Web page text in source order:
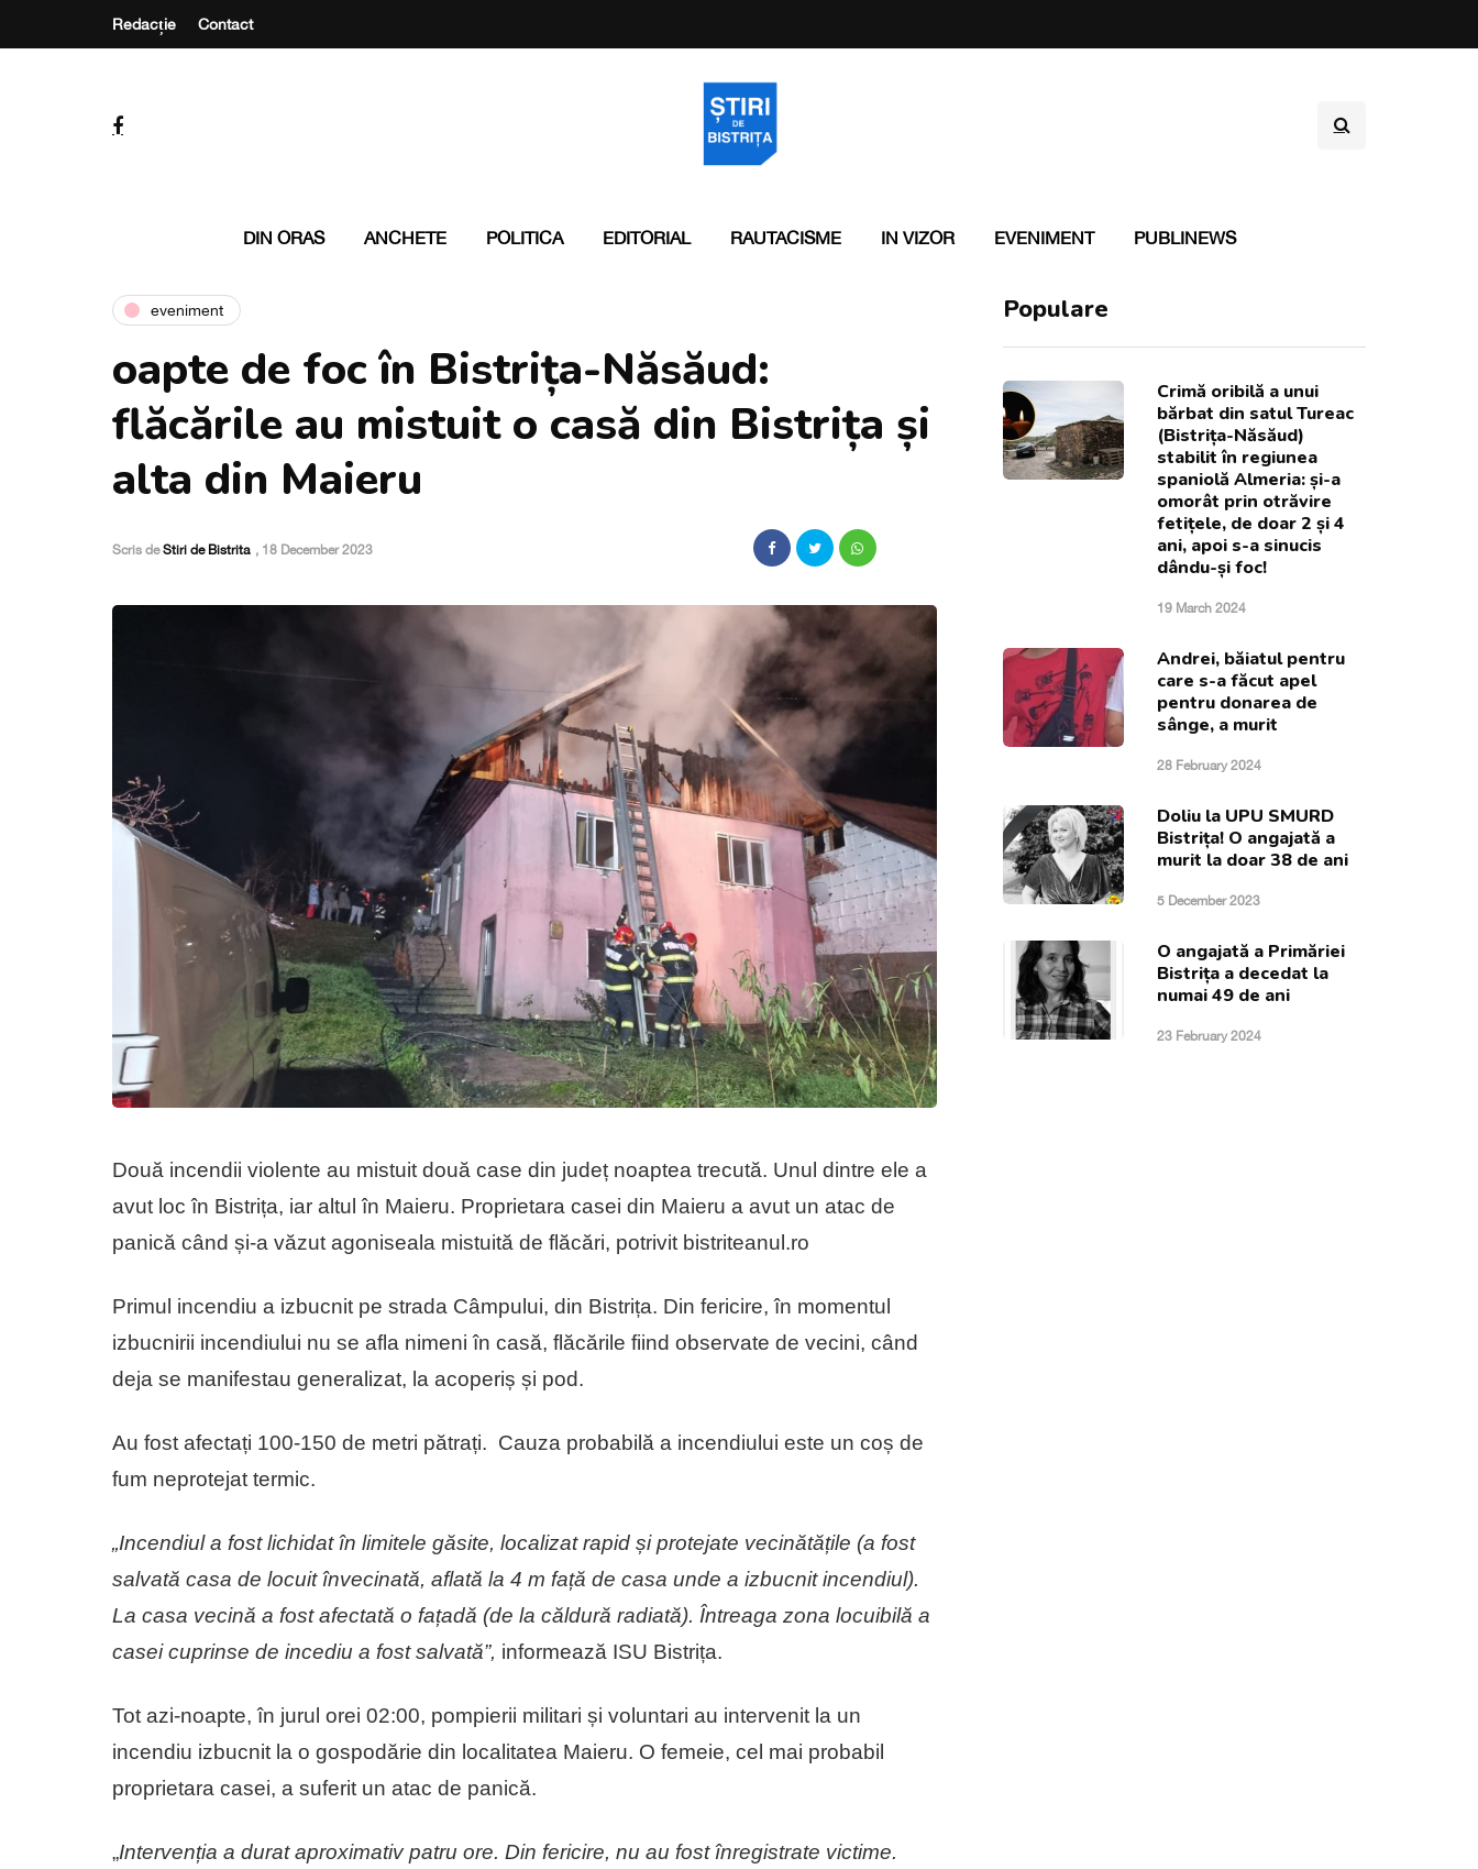
Redacție Contact
DIN ORAS ANCHETE POLITICA EDITORIAL RAUTACISME IN VIZOR EVENIMENT PUBLINEWS
eveniment
oapte de foc în Bistrița-Năsăud:
flăcările au mistuit o casă din Bistrița și
alta din Maieru
Scris deStiri de Bistrita , 18 December 2023
Două incendii violente au mistuit două case din județ noaptea trecută. Unul dintre ele a
avut loc în Bistrița, iar altul în Maieru. Proprietara casei din Maieru a avut un atac de
panică când și-a văzut agoniseala mistuită de flăcări, potrivit bistriteanul.ro
Primul incendiu a izbucnit pe strada Câmpului, din Bistrița. Din fericire, în momentul
izbucnirii incendiului nu se afla nimeni în casă, flăcările fiind observate de vecini, când
deja se manifestau generalizat, la acoperiș și pod.
Au fost afectați 100-150 de metri pătrați. Cauza probabilă a incendiului este un coș de
fum neprotejat termic.
„Incendiul a fost lichidat în limitele găsite, localizat rapid și protejate vecinătățile (a fost
salvată casa de locuit învecinată, aflată la 4 m față de casa unde a izbucnit incendiul).
La casa vecină a fost afectată o fațadă (de la căldură radiată). Întreaga zona locuibilă a
casei cuprinse de incediu a fost salvată”, informează ISU Bistrița.
Tot azi-noapte, în jurul orei 02:00, pompierii militari și voluntari au intervenit la un
incendiu izbucnit la o gospodărie din localitatea Maieru. O femeie, cel mai probabil
proprietara casei, a suferit un atac de panică.
„Intervenția a durat aproximativ patru ore. Din fericire, nu au fost înregistrate victime.
Populare
Crimă oribilă a unui
bărbat din satul Tureac
(Bistrița-Năsăud)
stabilit în regiunea
spaniolă Almeria: și-a
omorât prin otrăvire
fetițele, de doar 2 și 4
ani, apoi s-a sinucis
dându-și foc!
19 March 2024
Andrei, băiatul pentru
care s-a făcut apel
pentru donarea de
sânge, a murit
28 February 2024
Doliu la UPU SMURD
Bistrița! O angajată a
murit la doar 38 de ani
5 December 2023
O angajată a Primăriei
Bistrița a decedat la
numai 49 de ani
23 February 2024